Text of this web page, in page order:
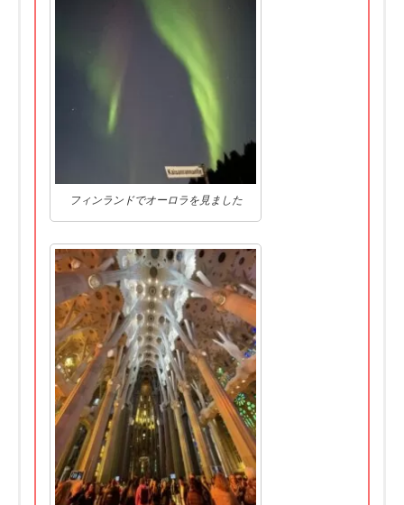
フィンランドでオーロラを見ました